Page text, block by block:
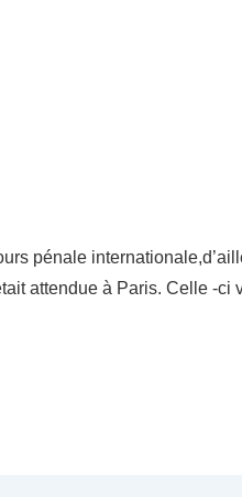
pénale
attendue à Paris. Celle -ci